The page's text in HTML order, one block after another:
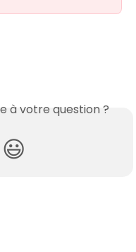
à votre question ?
😃